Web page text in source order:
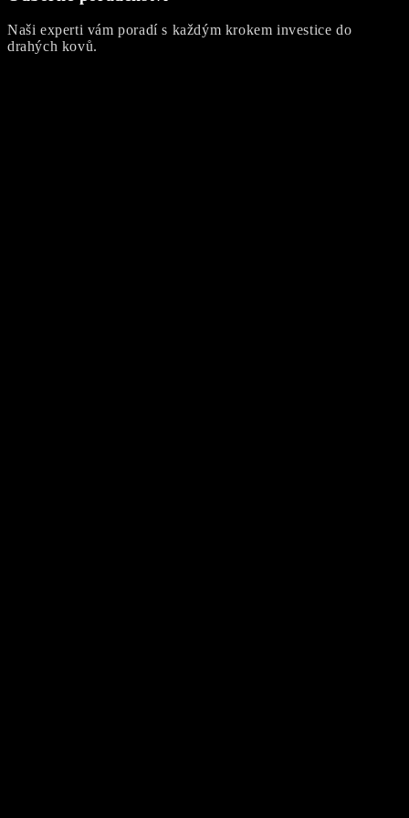
Naši experti vám poradí s každým krokem investice do
drahých kovů.